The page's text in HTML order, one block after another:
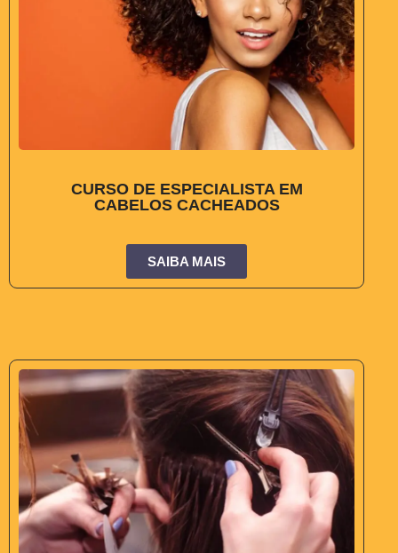
CURSO DE ESPECIALISTA EM
CABELOS CACHEADOS
SAIBA MAIS